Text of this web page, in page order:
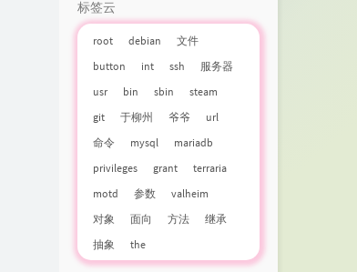
标签云
root debian
文件
button
int ssh
服务器
usr
bin sbin
steam
git
于柳州 爷爷
url
命令
mysql
mariadb
privileges
grant
terraria
motd
参数
valheim
对象
面向 方法
继承
抽象
the